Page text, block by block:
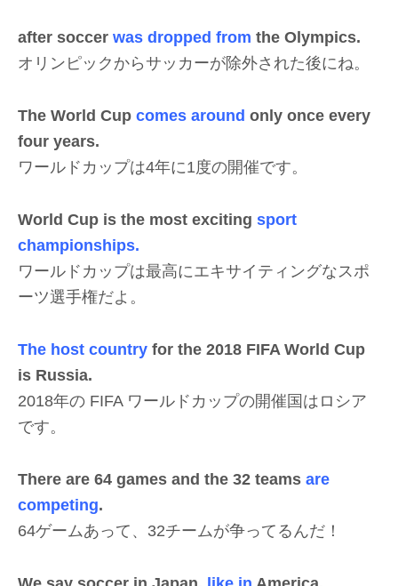
after soccer was dropped from the Olympics.
オリンピックからサッカーが除外された後にね。
The World Cup comes around only once every
four years.
ワールドカップは4年に1度の開催です。
World Cup is the most exciting sport
championships.
ワールドカップは最高にエキサイティングなスポ
ーツ選手権だよ。
The host country for the 2018 FIFA World Cup
is Russia.
2018年の FIFA ワールドカップの開催国はロシア
です。
There are 64 games and the 32 teams are
competing.
64ゲームあって、32チームが争ってるんだ！